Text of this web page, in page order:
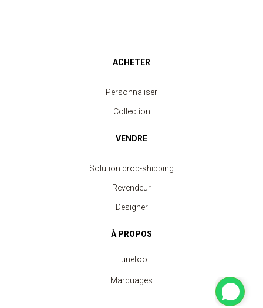
ACHETER
Personnaliser
Collection
VENDRE
Solution drop-shipping
Revendeur
Designer
À PROPOS
Tunetoo
Marquages